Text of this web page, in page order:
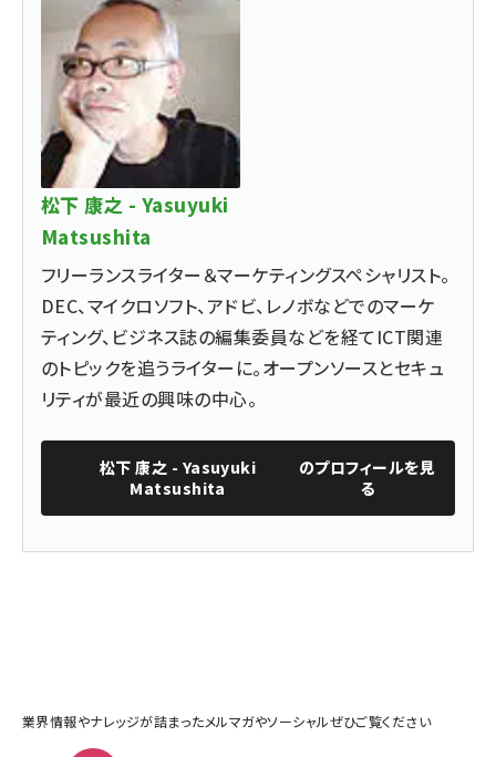
松下 康之 - Yasuyuki
Matsushita
フリーランスライター＆マーケティングスペシャリスト。
DEC、マイクロソフト、アドビ、レノボなどでのマーケ
ティング、ビジネス誌の編集委員などを経てICT関連
のトピックを追うライターに。オープンソースとセキュ
リティが最近の興味の中心。
松下 康之 - Yasuyuki
Matsushita
のプロフィールを見
る
業界情報やナレッジが詰まったメルマガやソーシャルぜひご覧ください